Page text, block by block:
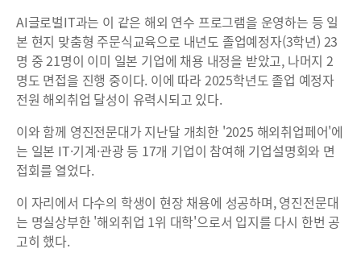
AI글로벌IT과는 이 같은 해외 연수 프로그램을 운영하는 등 일
본 현지 맞춤형 주문식교육으로 내년도 졸업예정자(3학년) 23
명 중 21명이 이미 일본 기업에 채용 내정을 받았고, 나머지 2
명도 면접을 진행 중이다. 이에 따라 2025학년도 졸업 예정자
전원 해외취업 달성이 유력시되고 있다.
이와 함께 영진전문대가 지난달 개최한 '2025 해외취업페어'에
는 일본 IT·기계·관광 등 17개 기업이 참여해 기업설명회와 면
접회를 열었다.
이 자리에서 다수의 학생이 현장 채용에 성공하며, 영진전문대
는 명실상부한 '해외취업 1위 대학'으로서 입지를 다시 한번 공
고히 했다.